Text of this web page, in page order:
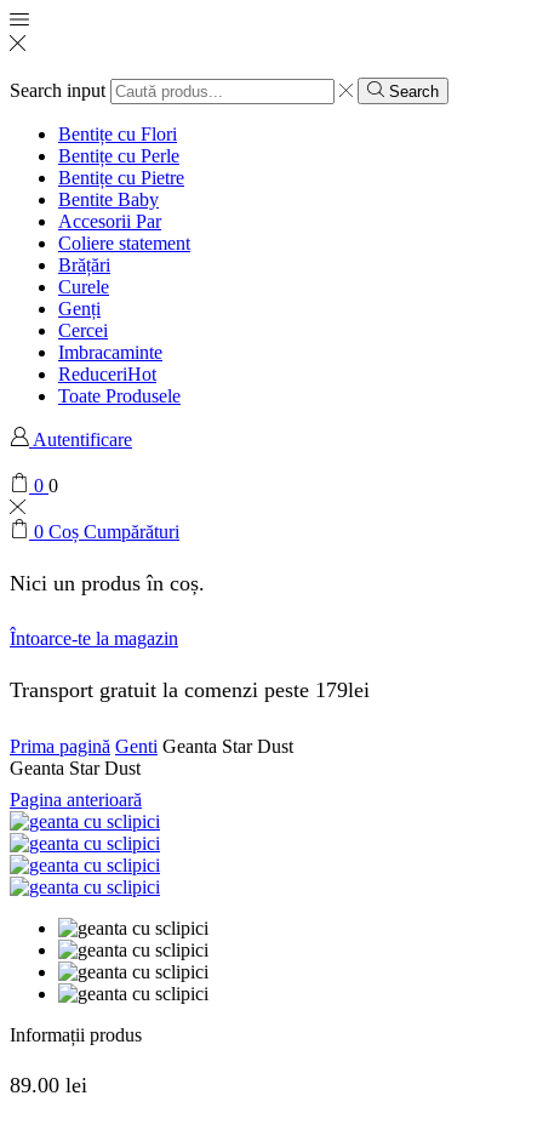
Search input Search
Bentițe cu Flori
Bentițe cu Perle
Bentițe cu Pietre
Bentite Baby
Accesorii Par
Coliere statement
Brățări
Curele
Genți
Cercei
Imbracaminte
ReduceriHot
Toate Produsele
Autentificare
0 0
0 Coș Cumpărături
Nici un produs în coș.
Întoarce-te la magazin
Transport gratuit la comenzi peste 179lei
Prima pagină Genti Geanta Star Dust
Geanta Star Dust
Pagina anterioară
Informații produs
89.00 lei